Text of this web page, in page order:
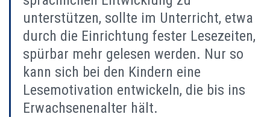
unterstützen, sollte im Unterricht, etwa
durch die Einrichtung fester Lesezeiten,
spürbar mehr gelesen werden. Nur so
kann sich bei den Kindern eine
Lesemotivation entwickeln, die bis ins
Erwachsenenalter hält.